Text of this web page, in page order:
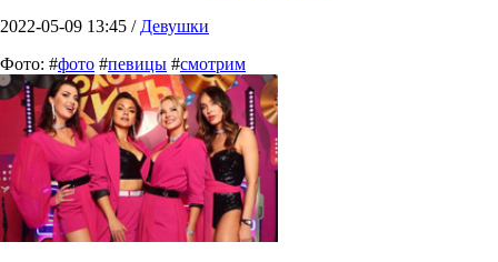
2022-05-09 13:45 / Девушки
Фото: #фото #певицы #смотрим